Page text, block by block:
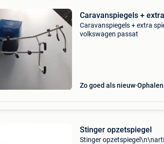
Caravanspiegels +
Caravanspiegels + extra
volkswagen passat
Zo goed als nieuw Ophalen
Stinger opzetspiegel
Stinger